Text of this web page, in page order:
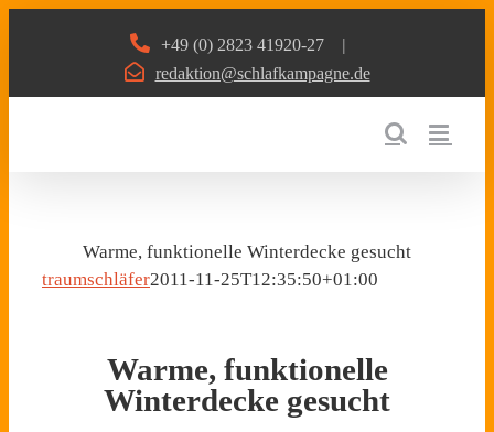
+49 (0) 2823 41920-27
|
redaktion@schlafkampagne.de
Warme, funktionelle Winterdecke gesucht
traumschläfer2011-11-25T12:35:50+01:00
Warme, funktionelle
Winterdecke gesucht